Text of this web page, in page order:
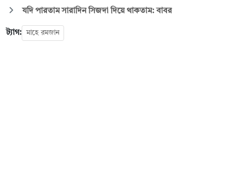
যদি পারতাম সারাদিন সিজদা দিয়ে থাকতাম: বাবর
ট্যাগ: মাহে রমজান